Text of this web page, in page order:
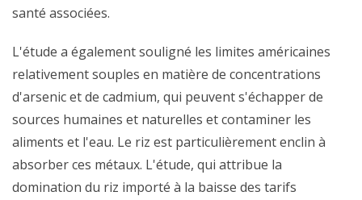
santé associées.
L'étude a également souligné les limites américaines
relativement souples en matière de concentrations
d'arsenic et de cadmium, qui peuvent s'échapper de
sources humaines et naturelles et contaminer les
aliments et l'eau. Le riz est particulièrement enclin à
absorber ces métaux. L'étude, qui attribue la
domination du riz importé à la baisse des tarifs